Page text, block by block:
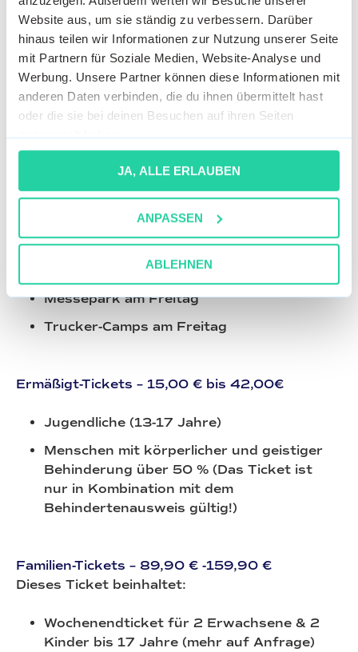
Website aus, um sie ständig zu verbessern. Darüber
hinaus teilen wir Informationen zur Nutzung unserer Seite
mit Partnern für Soziale Medien, Website-Analyse und
Werbung. Unsere Partner können diese Informationen mit
anderen Daten verbinden, die du ihnen übermittelt hast
oder die sie bei deinen Besuchen auf ihren Seiten
gesammelt haben.
JA, ALLE ERLAUBEN
ANPASSEN
ABLEHNEN
Trucker-Camps
Grid Walk
(ADAC Mitglieder erhalten einen Preisvorteil
von EUR 10,-- auf Erwachsenen Tickets und
Dieses Ticket beinhaltet:
Zugang zu allen Tribünen am Freitag
Fahrerlager am Freitag
Messepark am Freitag
Trucker-Camps am Freitag
Ermäßigt-Tickets – 15,00 € bis 42,00€
Jugendliche (13-17 Jahre)
Menschen mit körperlicher und geistiger
Behinderung über 50 % (Das Ticket ist
nur in Kombination mit dem
Behindertenausweis gültig!)
Familien-Tickets – 89,90 € -159,90 €
Dieses Ticket beinhaltet:
Wochenendticket für 2 Erwachsene & 2
Kinder bis 17 Jahre (mehr auf Anfrage)